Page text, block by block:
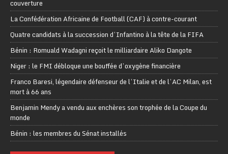
couverture
La Confédération Africaine de Football (CAF) à contre-courant
Quatre candidats à la succession d’Infantino à la tête de la FIFA
Bénin : Romuald Wadagni reçoit le milliardaire Aliko Dangote
Niger : le FMI débloque une bouffée d’oxygène financière
Franco Baresi, légendaire défenseur de l’Italie et de l’AC Milan, est
mort à 66 ans
Benjamin Mendy a vendu aux enchères son trophée de la Coupe du
monde
Bénin : les membres du Sénat installés